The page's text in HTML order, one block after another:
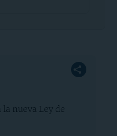
nueva Ley de